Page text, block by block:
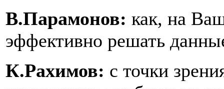
В.Парамонов: как, на
эффективно решать
К.Рахимов: с точки